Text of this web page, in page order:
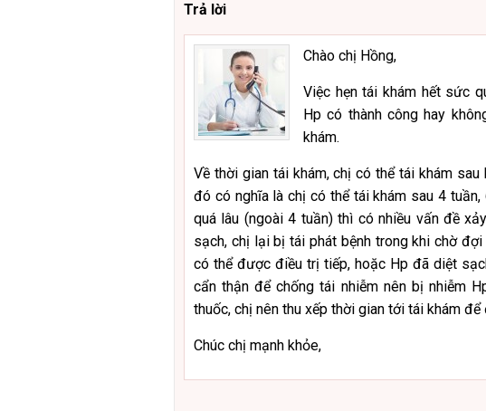
Trả lời
Chào chị Hồng,
Việc hẹn tái khám hết sức
Hp có thành công hay
khám.
Về thời gian tái khám, chị có thể tái khám
đó có nghĩa là chị có thể tái khám sau 4 tuần,
quá lâu (ngoài 4 tuần) thì có nhiều vấn đề
sạch, chị lại bị tái phát bệnh trong khi chờ
có thể được điều trị tiếp, hoặc Hp đã diệt
cẩn thận để chống tái nhiễm nên bị nhiễm
thuốc, chị nên thu xếp thời gian tới tái khám
Chúc chị mạnh khỏe,